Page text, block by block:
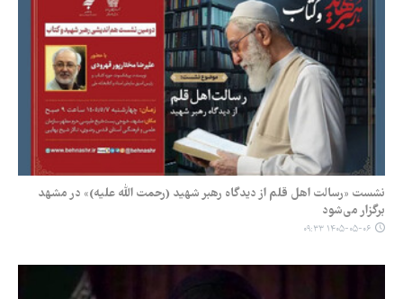
نشست «رسالت اهل قلم از دیدگاه رهبر شهید (رحمت الله علیه)» در مشهد
برگزار می‌شود
۱۴۰۵-۰۵-۰۶ ۰۹:۳۳